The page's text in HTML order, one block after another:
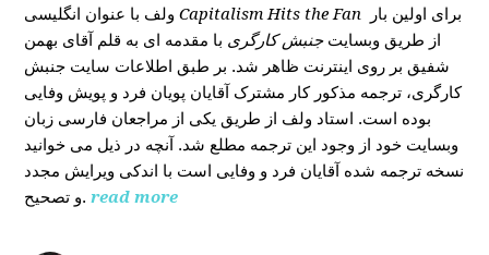
ولف با عنوان انگلیسیCapitalism Hits the Fan
از طریق وبسایتجنبش کارگری با مقدمه ای به قلم آقای بهمن
شفیق بر روی اینترنت ظاهر شد. بر طبق اطلاعات سایت جنبش
کارگری، ترجمه مذکور کار مشترک آقایان پویان فرد و پویش وفایی
بوده است. استاد ولف از طریق یکی از مراجعان فارسی زبان
وبسایت خود از وجود این ترجمه مطلع شد. آنچه در ذیل می خوانید
نسخه ترجمه شده آقایان فرد و وفایی است با اندکی ویرایش مجدد
و تصحیح. read more